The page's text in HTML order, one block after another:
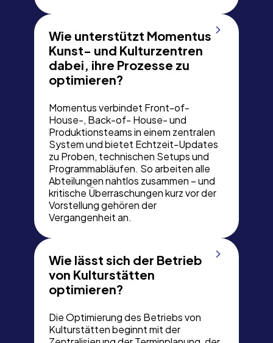
Wie unterstützt Momentus
Kunst- und Kulturzentren
dabei, ihre Prozesse zu
optimieren?
Momentus verbindet Front-of-
House-, Back-of- House- und
Produktionsteams in einem zentralen
System und bietet Echtzeit-Updates
zu Proben, technischen Setups und
Programmabläufen. So arbeiten alle
Abteilungen nahtlos zusammen – und
kritische Überraschungen kurz vor der
Vorstellung gehören der
Vergangenheit an.
Wie lässt sich der Betrieb
von Kulturstätten
optimieren?
Die Optimierung des Betriebs von
Kulturstätten beginnt mit der